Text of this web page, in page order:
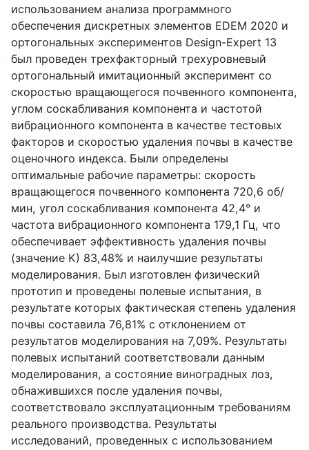
использованием анализа программного
обеспечения дискретных элементов EDEM 2020 и
ортогональных экспериментов Design-Expert 13
был проведен трехфакторный трехуровневый
ортогональный имитационный эксперимент со
скоростью вращающегося почвенного компонента,
углом соскабливания компонента и частотой
вибрационного компонента в качестве тестовых
факторов и скоростью удаления почвы в качестве
оценочного индекса. Были определены
оптимальные рабочие параметры: скорость
вращающегося почвенного компонента 720,6 об/
мин, угол соскабливания компонента 42,4° и
частота вибрационного компонента 179,1 Гц, что
обеспечивает эффективность удаления почвы
(значение K) 83,48% и наилучшие результаты
моделирования. Был изготовлен физический
прототип и проведены полевые испытания, в
результате которых фактическая степень удаления
почвы составила 76,81% с отклонением от
результатов моделирования на 7,09%. Результаты
полевых испытаний соответствовали данным
моделирования, а состояние виноградных лоз,
обнажившихся после удаления почвы,
соответствовало эксплуатационным требованиям
реального производства. Результаты
исследований, проведенных с использованием